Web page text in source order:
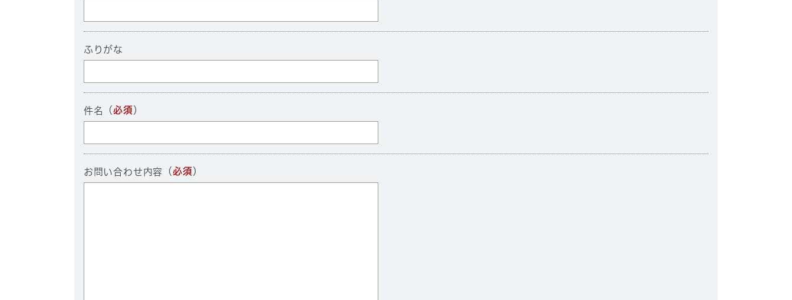
ふりがな
件名 （必須 ）
お問い合わせ内容 （必須 ）